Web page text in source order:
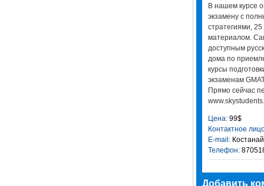
В нашем курсе
экзамену с
стратегиями,
материалом.
доступным
дома по
курсы
экзаменам
Прямо сейчас
Цена:99$
Контактное
E-mail:Костанай
Телефон:
Добавить